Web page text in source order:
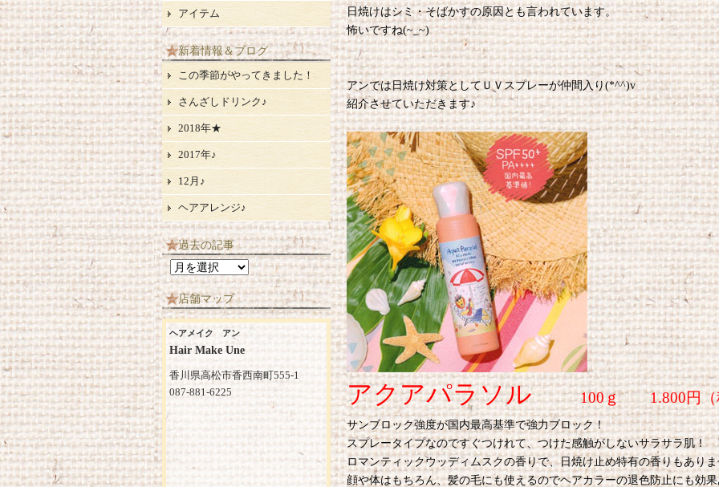
日焼けはシミ・そばかすの原因とも言われています。
怖いですね(~_~)
アンでは日焼け対策としてＵＶスプレーが仲間入り(*^^)v
紹介させていただきます♪
アクアパラソル 100ｇ 1.800円（
サンブロック強度が国内最高基準で強力ブロック！
スプレータイプなのですぐつけれて、つけた感触がしないサラサラ肌！
ロマンティックウッディムスクの香りで、日焼け止め特有の香りもあり
顔や体はもちろん、髪の毛にも使えるのでヘアカラーの退色防止にも効
アイテム
新着情報＆ブログ
この季節がやってきました！
さんざしドリンク♪
2018年★
2017年♪
12月♪
ヘアアレンジ♪
過去の記事
過
去
の
記
店舗マップ
ヘアメイク アン
Hair Make Une
香川県高松市香西南町555-1
087-881-6225